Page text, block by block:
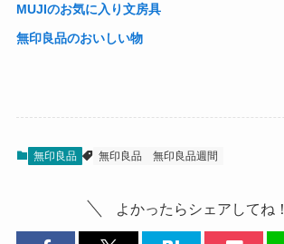
MUJIのお気に入り文房具
無印良品のおいしい物
無印良品 無印良品 無印良品週間
よかったらシェアしてね！